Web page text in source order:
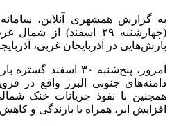
به گزارش همشهری آنلاین،
(چهارشنبه ۲۹ اسفند)
بارش‌هایی در آذربایجان غربی،
امروز، پنج‌شنبه ۳۰
دامنه‌های جنوبی البرز واقع در
همچنین با نفوذ جریانات خنک
افزایش ابر، همراه با بارندگی و